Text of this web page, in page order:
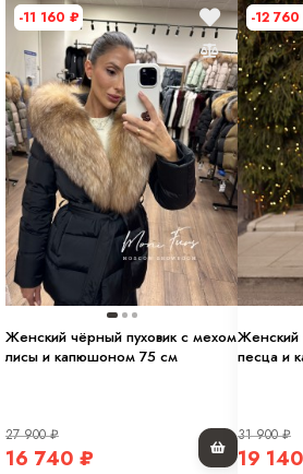
-11 160 ₽
Женский чёрный пуховик с мехом
лисы и капюшоном 75 см
27 900₽
16 740 ₽
-12 760
Женский
песца и
31 900₽
19 140